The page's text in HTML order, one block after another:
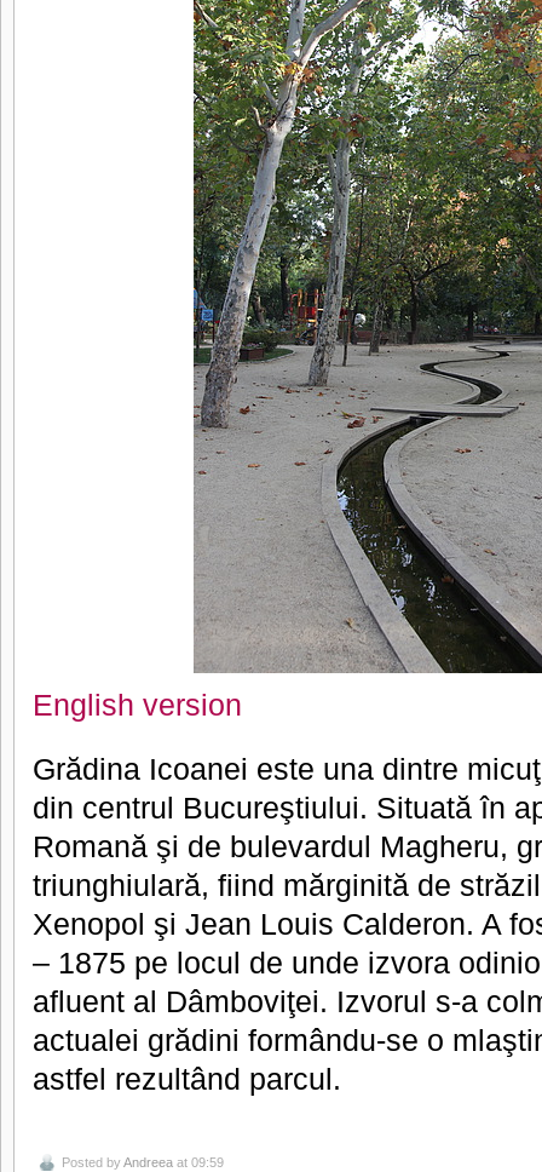
English version
Grădina Icoanei este una dintre
din centrul Bucureştiului. Situată în
Romană şi de bulevardul Magheru,
triunghiulară, fiind mărginită de
Xenopol şi Jean Louis Calderon. A
– 1875 pe locul de unde izvora
afluent al Dâmboviţei. Izvorul s-a
actualei grădini formându-se o
astfel rezultând parcul.
Posted byAndreea at 09:59